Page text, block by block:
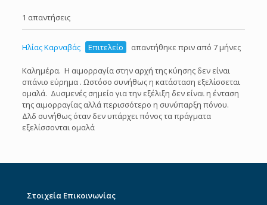
1 απαντήσεις
Ηλίας Καρναβάς Επιτελείο απαντήθηκε πριν από 7 μήνες
Καλημέρα. Η αιμορραγία στην αρχή της κύησης δεν είναι
σπάνιο εύρημα . Ωστόσο συνήθως η κατάσταση εξελίσσεται
ομαλά. Δυσμενές σημείο για την εξέλιξη δεν είναι η ένταση
της αιμορραγίας αλλά περισσότερο η συνύπαρξη πόνου.
Δλδ συνήθως όταν δεν υπάρχει πόνος τα πράγματα
εξελίσσονται ομαλά
Στοιχεία Επικοινωνίας